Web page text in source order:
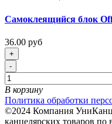
Самоклеящийся блок
36.00 руб
+
-
В корзину
Политика обработки
©2024 Компания УниКанц
канцелярских товаров по